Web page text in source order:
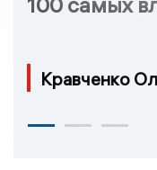
Кравченко